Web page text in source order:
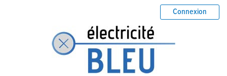
Connexion